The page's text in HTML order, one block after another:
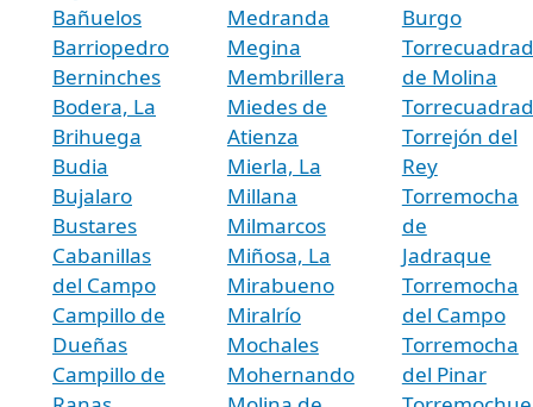
Bañuelos
Barriopedro
Berninches
Bodera, La
Brihuega
Budia
Bujalaro
Bustares
Cabanillas
del Campo
Campillo de
Dueñas
Campillo de
Medranda
Megina
Membrillera
Miedes de
Atienza
Mierla, La
Millana
Milmarcos
Miñosa, La
Mirabueno
Miralrío
Mochales
Mohernando
Burgo
de Molina
Torrejón del
Rey
Torremocha
de
Jadraque
Torremocha
del Campo
Torremocha
del Pinar